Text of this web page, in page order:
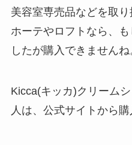
美容室専売品などを取
ホーテやロフトなら、
したが購入できませんね
Kicca(キッカ)クリーム
人は、公式サイトから購